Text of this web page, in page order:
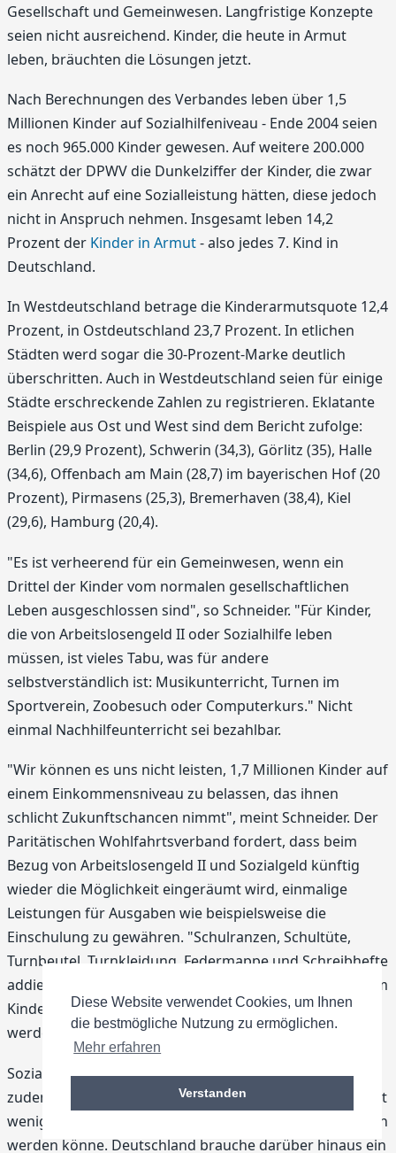
Diese Website verwendet Cookies, um Ihnen
die bestmögliche Nutzung zu ermöglichen.
Mehr erfahren
Verstanden
Gesellschaft und Gemeinwesen. Langfristige Konzepte
seien nicht ausreichend. Kinder, die heute in Armut
leben, bräuchten die Lösungen jetzt.
Nach Berechnungen des Verbandes leben über 1,5
Millionen Kinder auf Sozialhilfeniveau - Ende 2004 seien
es noch 965.000 Kinder gewesen. Auf weitere 200.000
schätzt der DPWV die Dunkelziffer der Kinder, die zwar
ein Anrecht auf eine Sozialleistung hätten, diese jedoch
nicht in Anspruch nehmen. Insgesamt leben 14,2
Prozent der Kinder in Armut- also jedes 7. Kind in
Deutschland.
In Westdeutschland betrage die Kinderarmutsquote 12,4
Prozent, in Ostdeutschland 23,7 Prozent. In etlichen
Städten werd sogar die 30-Prozent-Marke deutlich
überschritten. Auch in Westdeutschland seien für einige
Städte erschreckende Zahlen zu registrieren. Eklatante
Beispiele aus Ost und West sind dem Bericht zufolge:
Berlin (29,9 Prozent), Schwerin (34,3), Görlitz (35), Halle
(34,6), Offenbach am Main (28,7) im bayerischen Hof (20
Prozent), Pirmasens (25,3), Bremerhaven (38,4), Kiel
(29,6), Hamburg (20,4).
"Es ist verheerend für ein Gemeinwesen, wenn ein
Drittel der Kinder vom normalen gesellschaftlichen
Leben ausgeschlossen sind", so Schneider. "Für Kinder,
die von Arbeitslosengeld II oder Sozialhilfe leben
müssen, ist vieles Tabu, was für andere
selbstverständlich ist: Musikunterricht, Turnen im
Sportverein, Zoobesuch oder Computerkurs." Nicht
einmal Nachhilfeunterricht sei bezahlbar.
"Wir können es uns nicht leisten, 1,7 Millionen Kinder auf
einem Einkommensniveau zu belassen, das ihnen
schlicht Zukunftschancen nimmt", meint Schneider. Der
Paritätischen Wohlfahrtsverband fordert, dass beim
Bezug von Arbeitslosengeld II und Sozialgeld künftig
wieder die Möglichkeit eingeräumt wird, einmalige
Leistungen für Ausgaben wie beispielsweise die
Einschulung zu gewähren. "Schulranzen, Schultüte,
Turnbeutel, Turnkleidung, Federmappe und Schreibhefte
addieren sich schnell zu 180 Euro. Wie soll dies bei einem
Kinder-Regelsatz von 207 Euro im Monat bestritten
werden?" fragte Schneider.
Sozialhilfe, Arbeitslosengeld II und Sozialgeld müssten
zudem um mindestens 19 Prozent erhöht werden, damit
wenigstens annähernd von Bedarfsdeckung gesprochen
werden könne. Deutschland brauche darüber hinaus ein